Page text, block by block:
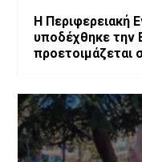
Η Περιφερειακή
υποδέχθηκε την
προετοιμάζεται